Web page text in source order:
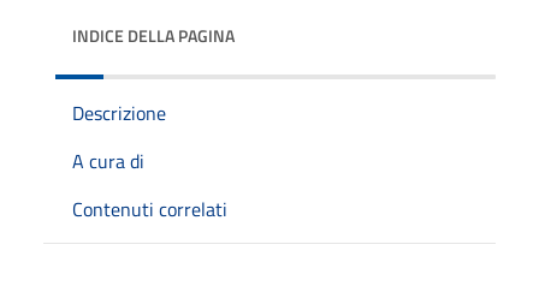
INDICE DELLA PAGINA
Descrizione
A cura di
Contenuti correlati